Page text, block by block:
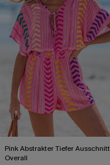
Pink Abstrakter Tiefer Ausschnitt
Overall